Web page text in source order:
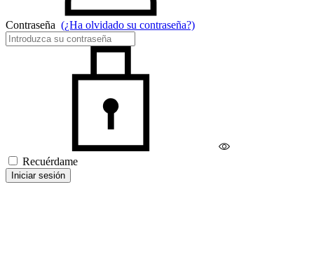
Contraseña (¿Ha olvidado su contraseña?)
Recuérdame
Iniciar sesión